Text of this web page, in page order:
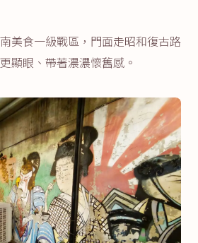
美食一級戰區，門面走昭和復古路
顯眼、帶著濃濃懷舊感。